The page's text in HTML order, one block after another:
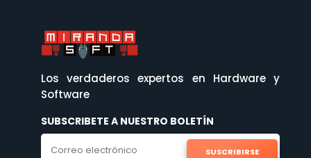
Los verdaderos expertos en Hardware y
Software
SUBSCRIBETE A NUESTRO BOLETÍN
SUSCRIBIRSE